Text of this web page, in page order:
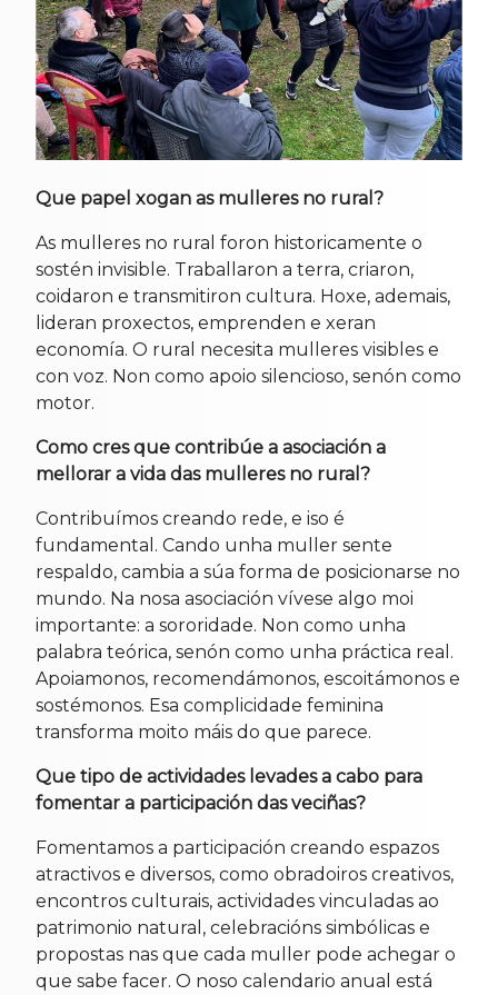
Que papel xogan as mulleres no rural?
As mulleres no rural foron historicamente o
sostén invisible. Traballaron a terra, criaron,
coidaron e transmitiron cultura. Hoxe, ademais,
lideran proxectos, emprenden e xeran
economía. O rural necesita mulleres visibles e
con voz. Non como apoio silencioso, senón como
motor.
Como cres que contribúe a asociación a
mellorar a vida das mulleres no rural?
Contribuímos creando rede, e iso é
fundamental. Cando unha muller sente
respaldo, cambia a súa forma de posicionarse no
mundo. Na nosa asociación vívese algo moi
importante: a sororidade. Non como unha
palabra teórica, senón como unha práctica real.
Apoiamonos, recomendámonos, escoitámonos e
sostémonos. Esa complicidade feminina
transforma moito máis do que parece.
Que tipo de actividades levades a cabo para
fomentar a participación das veciñas?
Fomentamos a participación creando espazos
atractivos e diversos, como obradoiros creativos,
encontros culturais, actividades vinculadas ao
patrimonio natural, celebracións simbólicas e
propostas nas que cada muller pode achegar o
que sabe facer. O noso calendario anual está